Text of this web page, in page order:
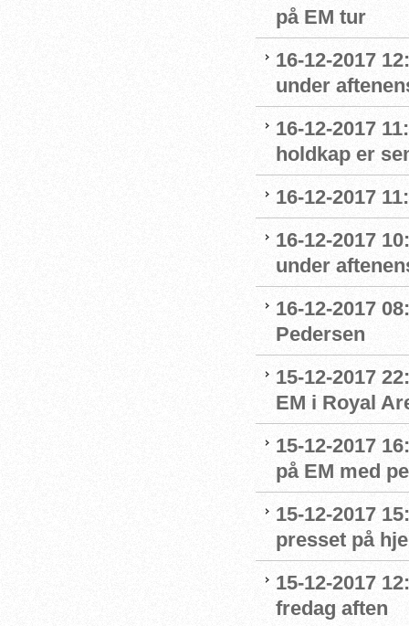
på EM tur
16-12-2017
under
16-12-2017
holdkap er
16-12-2017
16-12-2017
under
16-12-2017
Pedersen
15-12-2017
EM i Royal
15-12-2017
på EM med
15-12-2017
presset på
15-12-2017
fredag aften